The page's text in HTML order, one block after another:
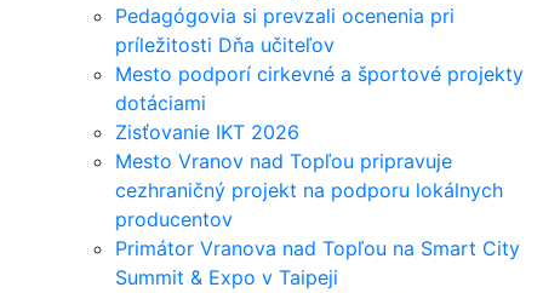
Pedagógovia si prevzali ocenenia pri
príležitosti Dňa učiteľov
Mesto podporí cirkevné a športové projekty
dotáciami
Zisťovanie IKT 2026
Mesto Vranov nad Topľou pripravuje
cezhraničný projekt na podporu lokálnych
producentov
Primátor Vranova nad Topľou na Smart City
Summit & Expo v Taipeji